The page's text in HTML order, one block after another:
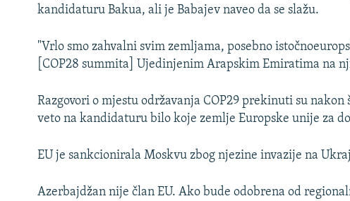
kandidaturu Bakua, ali je Babajev naveo da se slažu.
"Vrlo smo zahvalni svim zemljama, posebno
[COP28 summita] Ujedinjenim Arapskim Emiratima na
Razgovori o mjestu održavanja COP29 prekinuti su
veto na kandidaturu bilo koje zemlje Europske unije za
EU je sankcionirala Moskvu zbog njezine invazije na
Azerbajdžan nije član EU. Ako bude odobrena od